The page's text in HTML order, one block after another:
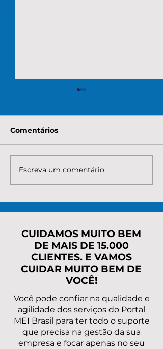
Quanto custa para
renegociar a dívida do
taxas, parcelas e o
caminho mais seguro
Comentários
Escreva um comentário
CUIDAMOS MUITO BEM
DE MAIS DE 15.000
CLIENTES. E VAMOS
CUIDAR MUITO BEM DE
VOCÊ!
Você pode confiar na qualidade e
agilidade dos serviços do Portal
MEI Brasil para ter todo o suporte
que precisa na gestão da sua
empresa e focar apenas no seu